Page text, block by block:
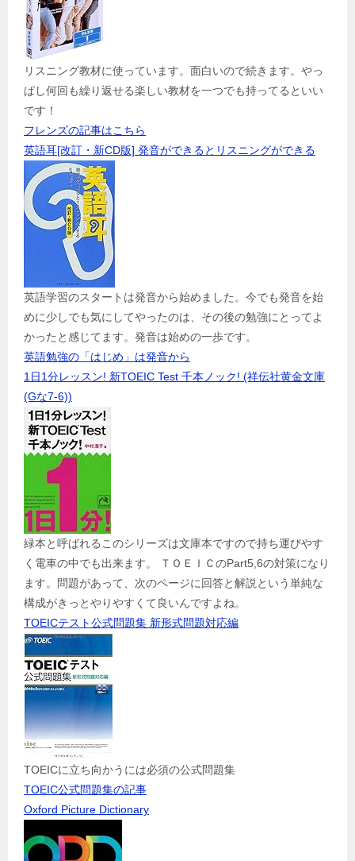
リスニング教材に使っています。面白いので続きます。やっ
ぱし何回も繰り返せる楽しい教材を一つでも持ってるといい
です！
フレンズの記事はこちら
英語耳[改訂・新CD版] 発音ができるとリスニングができる
英語学習のスタートは発音から始めました。今でも発音を始
めに少しでも気にしてやったのは、その後の勉強にとってよ
かったと感じてます。発音は始めの一歩です。
英語勉強の「はじめ」は発音から
1日1分レッスン! 新TOEIC Test 千本ノック! (祥伝社黄金文庫
(Gな7-6))
緑本と呼ばれるこのシリーズは文庫本ですので持ち運びやす
く電車の中でも出来ます。 ＴＯＥＩＣのPart5,6の対策になり
ます。問題があって、次のページに回答と解説という単純な
構成がきっとやりやすくて良いんですよね。
TOEICテスト公式問題集 新形式問題対応編
TOEICに立ち向かうには必須の公式問題集
TOEIC公式問題集の記事
Oxford Picture Dictionary